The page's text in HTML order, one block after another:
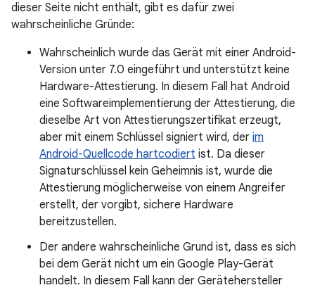
dieser Seite nicht enthält, gibt es dafür zwei
wahrscheinliche Gründe:
Wahrscheinlich wurde das Gerät mit einer Android-
Version unter 7.0 eingeführt und unterstützt keine
Hardware-Attestierung. In diesem Fall hat Android
eine Softwareimplementierung der Attestierung, die
dieselbe Art von Attestierungszertifikat erzeugt,
aber mit einem Schlüssel signiert wird, der im
Android-Quellcode hartcodiert ist. Da dieser
Signaturschlüssel kein Geheimnis ist, wurde die
Attestierung möglicherweise von einem Angreifer
erstellt, der vorgibt, sichere Hardware
bereitzustellen.
Der andere wahrscheinliche Grund ist, dass es sich
bei dem Gerät nicht um ein Google Play-Gerät
handelt. In diesem Fall kann der Gerätehersteller